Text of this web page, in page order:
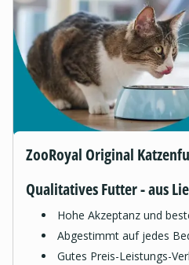
ZooRoyal Original
Qualitatives Futter - aus
Hohe Akzeptanz und
Abgestimmt auf jedes
Gutes Preis-Leistungs-